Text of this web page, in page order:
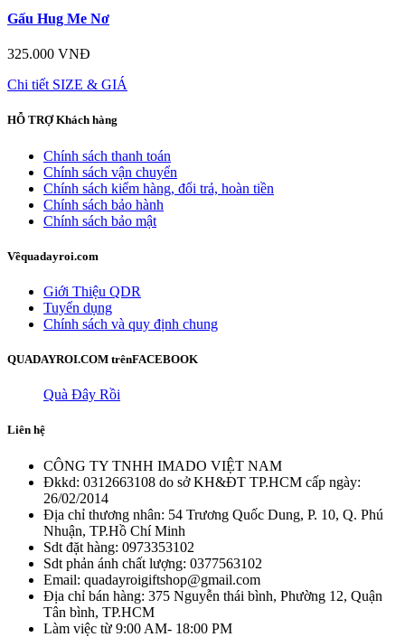
Gấu Hug Me Nơ
325.000 VNĐ
Chi tiết SIZE & GIÁ
HỖ TRỢKhách hàng
Chính sách thanh toán
Chính sách vận chuyển
Chính sách kiểm hàng, đổi trả, hoàn tiền
Chính sách bảo hành
Chính sách bảo mật
Vềquadayroi.com
Giới Thiệu QDR
Tuyển dụng
Chính sách và quy định chung
QUADAYROI.COM trênFACEBOOK
Quà Đây Rồi
Liên hệ
CÔNG TY TNHH IMADO VIỆT NAM
Đkkd: 0312663108 do sở KH&ĐT TP.HCM cấp ngày:
26/02/2014
Địa chỉ thương nhân: 54 Trương Quốc Dung, P. 10, Q. Phú
Nhuận, TP.Hồ Chí Minh
Sdt đặt hàng: 0973353102
Sdt phản ánh chất lượng: 0377563102
Email: quadayroigiftshop@gmail.com
Địa chỉ bán hàng: 375 Nguyễn thái bình, Phường 12, Quận
Tân bình, TP.HCM
Làm việc từ 9:00 AM- 18:00 PM